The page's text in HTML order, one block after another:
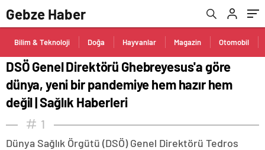
Gebze Haber
Bilim & Teknoloji Doğa Hayvanlar Magazin Otomobil
DSÖ Genel Direktörü Ghebreyesus'a göre
dünya, yeni bir pandemiye hem hazır hem
değil | Sağlık Haberleri
1
Dünya Sağlık Örgütü (DSÖ) Genel Direktörü Tedros